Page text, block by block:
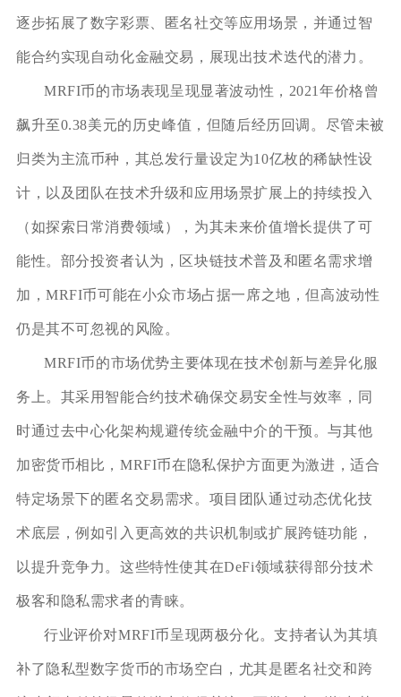
逐步拓展了数字彩票、匿名社交等应用场景，并通过智
能合约实现自动化金融交易，展现出技术迭代的潜力。
MRFI币的市场表现呈现显著波动性，2021年价格曾
飙升至0.38美元的历史峰值，但随后经历回调。尽管未被
归类为主流币种，其总发行量设定为10亿枚的稀缺性设
计，以及团队在技术升级和应用场景扩展上的持续投入
（如探索日常消费领域），为其未来价值增长提供了可
能性。部分投资者认为，区块链技术普及和匿名需求增
加，MRFI币可能在小众市场占据一席之地，但高波动性
仍是其不可忽视的风险。
MRFI币的市场优势主要体现在技术创新与差异化服
务上。其采用智能合约技术确保交易安全性与效率，同
时通过去中心化架构规避传统金融中介的干预。与其他
加密货币相比，MRFI币在隐私保护方面更为激进，适合
特定场景下的匿名交易需求。项目团队通过动态优化技
术底层，例如引入更高效的共识机制或扩展跨链功能，
以提升竞争力。这些特性使其在DeFi领域获得部分技术
极客和隐私需求者的青睐。
行业评价对MRFI币呈现两极分化。支持者认为其填
补了隐私型数字货币的市场空白，尤其是匿名社交和跨